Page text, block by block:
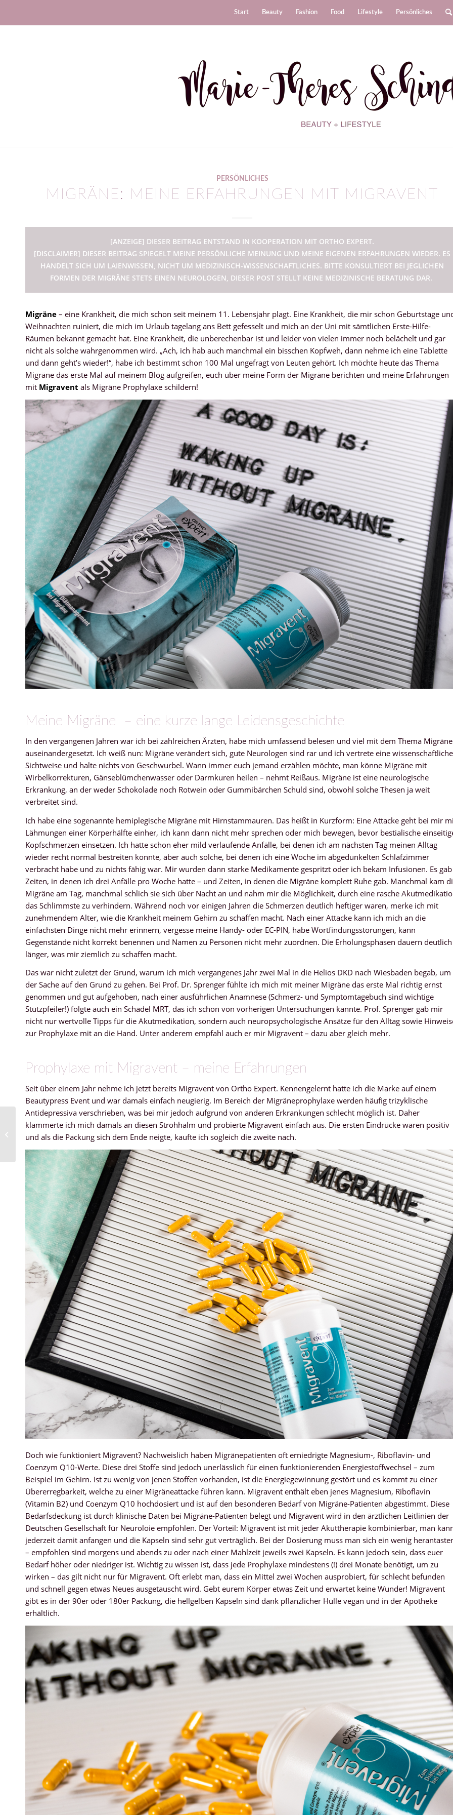
Start Beauty Fashion Food Lifestyle Persönliches
PERSÖNLICHES
MIGRÄNE: MEINE ERFAHRUNGEN MIT MIGRAVENT
[ANZEIGE] DIESER BEITRAG ENTSTAND IN KOOPERATION MIT ORTHO EXPERT.
[DISCLAIMER] DIESER BEITRAG SPIEGELT MEINE PERSÖNLICHE MEINUNG UND MEINE EIGENEN ERFAHRUNGEN WIEDER. ES
HANDELT SICH UM LAIENWISSEN, NICHT UM MEDIZINISCH-WISSENSCHAFTLICHES. BITTE KONSULTIERT BEI JEGLICHEN
FORMEN DER MIGRÄNE STETS EINEN NEUROLOGEN, DIESER POST STELLT KEINE MEDIZINISCHE BERATUNG DAR.
Migräne – eine Krankheit, die mich schon seit meinem 11. Lebensjahr plagt. Eine Krankheit, die mir schon Geburtstage
Weihnachten ruiniert, die mich im Urlaub tagelang ans Bett gefesselt und mich an der Uni mit sämtlichen Erste-Hilfe-
Räumen bekannt gemacht hat. Eine Krankheit, die unberechenbar ist und leider von vielen immer noch belächelt und gar
nicht als solche wahrgenommen wird. „Ach, ich hab auch manchmal ein bisschen Kopfweh, dann nehme ich eine Tablette
und dann geht’s wieder!“, habe ich bestimmt schon 100 Mal ungefragt von Leuten gehört. Ich möchte heute das Thema
Migräne das erste Mal auf meinem Blog aufgreifen, euch über meine Form der Migräne berichten und meine Erfahrungen
mit Migravent als Migräne Prophylaxe schildern!
Meine Migräne – eine kurze lange Leidensgeschichte
In den vergangenen Jahren war ich bei zahlreichen Ärzten, habe mich umfassend belesen und viel mit dem Thema Migräne
auseinandergesetzt. Ich weiß nun: Migräne verändert sich, gute Neurologen sind rar und ich vertrete eine wissenschaftliche
Sichtweise und halte nichts von Geschwurbel. Wann immer euch jemand erzählen möchte, man könne Migräne mit
Wirbelkorrekturen, Gänseblümchenwasser oder Darmkuren heilen – nehmt Reißaus. Migräne ist eine neurologische
Erkrankung, an der weder Schokolade noch Rotwein oder Gummibärchen Schuld sind, obwohl solche Thesen ja weit
verbreitet sind.
Ich habe eine sogenannte hemiplegische Migräne mit Hirnstammauren. Das heißt in Kurzform: Eine Attacke geht bei mir
Lähmungen einer Körperhälfte einher, ich kann dann nicht mehr sprechen oder mich bewegen, bevor bestialische
Kopfschmerzen einsetzen. Ich hatte schon eher mild verlaufende Anfälle, bei denen ich am nächsten Tag meinen Alltag
wieder recht normal bestreiten konnte, aber auch solche, bei denen ich eine Woche im abgedunkelten Schlafzimmer
verbracht habe und zu nichts fähig war. Mir wurden dann starke Medikamente gespritzt oder ich bekam Infusionen. Es gab
Zeiten, in denen ich drei Anfälle pro Woche hatte – und Zeiten, in denen die Migräne komplett Ruhe gab. Manchmal kam
Migräne am Tag, manchmal schlich sie sich über Nacht an und nahm mir die Möglichkeit, durch eine rasche
das Schlimmste zu verhindern. Während noch vor einigen Jahren die Schmerzen deutlich heftiger waren, merke ich mit
zunehmendem Alter, wie die Krankheit meinem Gehirn zu schaffen macht. Nach einer Attacke kann ich mich an die
einfachsten Dinge nicht mehr erinnern, vergesse meine Handy- oder EC-PIN, habe Wortfindungsstörungen, kann
Gegenstände nicht korrekt benennen und Namen zu Personen nicht mehr zuordnen. Die Erholungsphasen dauern deutlich
länger, was mir ziemlich zu schaffen macht.
Das war nicht zuletzt der Grund, warum ich mich vergangenes Jahr zwei Mal in die Helios DKD nach Wiesbaden begab, um
der Sache auf den Grund zu gehen. Bei Prof. Dr. Sprenger fühlte ich mich mit meiner Migräne das erste Mal richtig ernst
genommen und gut aufgehoben, nach einer ausführlichen Anamnese (Schmerz- und Symptomtagebuch sind wichtige
Stützpfeiler!) folgte auch ein Schädel MRT, das ich schon von vorherigen Untersuchungen kannte. Prof. Sprenger gab mir
nicht nur wertvolle Tipps für die Akutmedikation, sondern auch neuropsychologische Ansätze für den Alltag sowie
zur Prophylaxe mit an die Hand. Unter anderem empfahl auch er mir Migravent – dazu aber gleich mehr.
Prophylaxe mit Migravent – meine Erfahrungen
Seit über einem Jahr nehme ich jetzt bereits Migravent von Ortho Expert. Kennengelernt hatte ich die Marke auf einem
Beautypress Event und war damals einfach neugierig. Im Bereich der Migräneprophylaxe werden häufig trizyklische
Antidepressiva verschrieben, was bei mir jedoch aufgrund von anderen Erkrankungen schlecht möglich ist. Daher
klammerte ich mich damals an diesen Strohhalm und probierte Migravent einfach aus. Die ersten Eindrücke waren positiv
und als die Packung sich dem Ende neigte, kaufte ich sogleich die zweite nach.
Doch wie funktioniert Migravent? Nachweislich haben Migränepatienten oft erniedrigte Magnesium-, Riboflavin- und
Coenzym Q10-Werte. Diese drei Stoffe sind jedoch unerlässlich für einen funktionierenden Energiestoffwechsel – zum
Beispiel im Gehirn. Ist zu wenig von jenen Stoffen vorhanden, ist die Energiegewinnung gestört und es kommt zu einer
Übererregbarkeit, welche zu einer Migräneattacke führen kann. Migravent enthält eben jenes Magnesium, Riboflavin
(Vitamin B2) und Coenzym Q10 hochdosiert und ist auf den besonderen Bedarf von Migräne-Patienten abgestimmt. Diese
Bedarfsdeckung ist durch klinische Daten bei Migräne-Patienten belegt und Migravent wird in den ärztlichen Leitlinien der
Deutschen Gesellschaft für Neuroloie empfohlen. Der Vorteil: Migravent ist mit jeder Akuttherapie kombinierbar, man
jederzeit damit anfangen und die Kapseln sind sehr gut verträglich. Bei der Dosierung muss man sich ein wenig
– empfohlen sind morgens und abends zu oder nach einer Mahlzeit jeweils zwei Kapseln. Es kann jedoch sein, dass euer
Bedarf höher oder niedriger ist. Wichtig zu wissen ist, dass jede Prophylaxe mindestens (!) drei Monate benötigt, um zu
wirken – das gilt nicht nur für Migravent. Oft erlebt man, dass ein Mittel zwei Wochen ausprobiert, für schlecht befunden
und schnell gegen etwas Neues ausgetauscht wird. Gebt eurem Körper etwas Zeit und erwartet keine Wunder! Migravent
gibt es in der 90er oder 180er Packung, die hellgelben Kapseln sind dank pflanzlicher Hülle vegan und in der Apotheke
erhältlich.
Urlaub im Fuldatal –
Morschen und
Rotenburg an der
Fulda